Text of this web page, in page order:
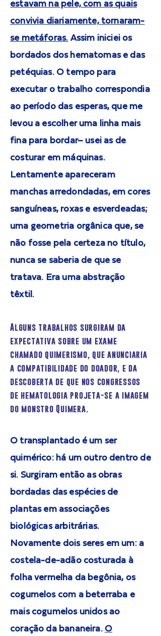
estavam na pele, com as quais
convivia diariamente, tornaram-
se metáforas. Assim iniciei os
bordados dos hematomas e das
petéquias. O tempo para
executar o trabalho correspondia
ao período das esperas, que me
levou a escolher uma linha mais
fina para bordar– usei as de
costurar em máquinas.
Lentamente apareceram
manchas arredondadas, em cores
sanguíneas, roxas e esverdeadas;
uma geometria orgânica que, se
não fosse pela certeza no título,
nunca se saberia de que se
tratava. Era uma abstração
têxtil.
Alguns trabalhos surgiram da
expectativa sobre um exame
chamado quimerismo, que anunciaria
a compatibilidade do doador, e da
descoberta de que nos congressos
de hematologia projeta-se a imagem
do monstro Quimera.
O transplantado é um ser
quimérico: há um outro dentro de
si. Surgiram então as obras
bordadas das espécies de
plantas em associações
biológicas arbitrárias.
Novamente dois seres em um: a
costela-de-adão costurada à
folha vermelha da begônia, os
cogumelos com a beterraba e
mais cogumelos unidos ao
coração da bananeira. O